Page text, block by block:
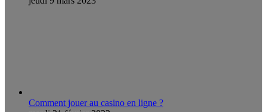
Comment jouer au casino en ligne ?